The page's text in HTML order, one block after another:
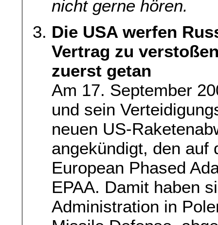
nicht gerne hören.
Die USA werfen
Vertrag zu
zuerst getan
Am 17. September
und sein
neuen US-
angekündigt, den auf
European Phased
EPAA. Damit haben
Administration in